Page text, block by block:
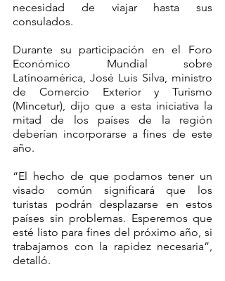
necesidad de viajar hasta sus
consulados.
Durante su participación en el Foro
Económico Mundial sobre
Latinoamérica, José Luis Silva, ministro
de Comercio Exterior y Turismo
(Mincetur), dijo que a esta iniciativa la
mitad de los países de la región
deberían incorporarse a fines de este
año.
“El hecho de que podamos tener un
visado común significará que los
turistas podrán desplazarse en estos
países sin problemas. Esperemos que
esté listo para fines del próximo año, si
trabajamos con la rapidez necesaria”,
detalló.